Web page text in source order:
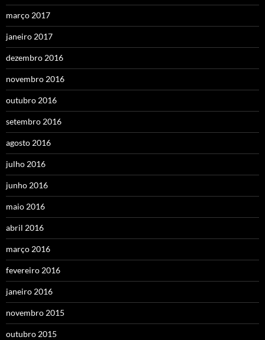
março 2017
janeiro 2017
dezembro 2016
novembro 2016
outubro 2016
setembro 2016
agosto 2016
julho 2016
junho 2016
maio 2016
abril 2016
março 2016
fevereiro 2016
janeiro 2016
novembro 2015
outubro 2015